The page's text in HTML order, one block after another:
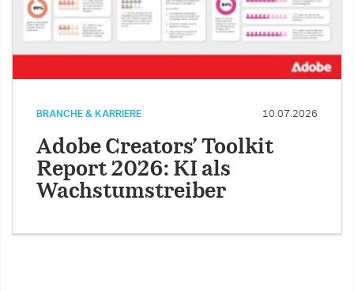
BRANCHE & KARRIERE 10.07.2026
Adobe Creators’ Toolkit
Report 2026: KI als
Wachstumstreiber